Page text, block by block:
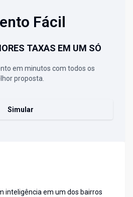
Fácil
TAXAS EM UM SÓ
em minutos com todos os
proposta.
Simular
inteligência em um dos bairros